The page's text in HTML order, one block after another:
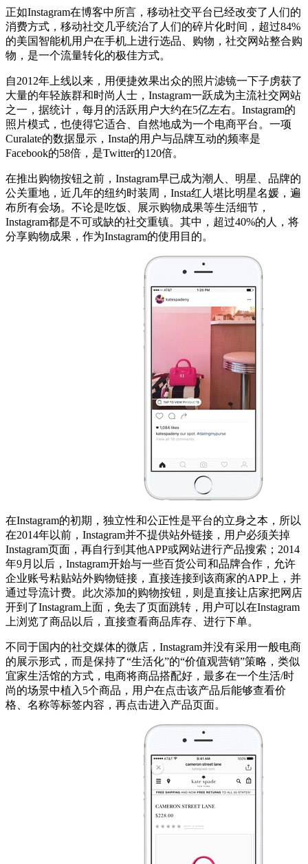
正如Instagram在博客中所言，移动社交平台已经改变了人们的
消费方式，移动社交几乎统治了人们的碎片化时间，超过84%
的美国智能机用户在手机上进行选品、购物，社交网站整合购
物，是一个流量转化的极佳方式。
自2012年上线以来，用便捷效果出众的照片滤镜一下子虏获了
大量的年轻族群和时尚人士，Instagram一跃成为主流社交网站
之一，据统计，每月的活跃用户大约在5亿左右。Instagram的
照片模式，也使得它适合、自然地成为一个电商平台。一项
Curalate的数据显示，Insta的用户与品牌互动的频率是
Facebook的58倍，是Twitter的120倍。
在推出购物按钮之前，Instagram早已成为潮人、明星、品牌的
公关重地，近几年的纽约时装周，Insta红人堪比明星名媛，遍
布所有会场。不论是吃饭、展示购物成果等生活细节，
Instagram都是不可或缺的社交重镇。其中，超过40%的人，将
分享购物成果，作为Instagram的使用目的。
在Instagram的初期，独立性和公正性是平台的立身之本，所以
在2014年以前，Instagram并不提供站外链接，用户必须关掉
Instagram页面，再自行到其他APP或网站进行产品搜索；2014
年9月以后，Instagram开始与一些百货公司和品牌合作，允许
企业账号粘贴站外购物链接，直接连接到该商家的APP上，并
通过导流计费。此次添加的购物按钮，则是直接让店家把网店
开到了Instagram上面，免去了页面跳转，用户可以在Instagram
上浏览了商品以后，直接查看商品库存、进行下单。
不同于国内的社交媒体的微店，Instagram并没有采用一般电商
的展示形式，而是保持了“生活化”的“价值观营销”策略，类似
宜家生活馆的方式，电商将商品搭配好，最多在一个生活/时
尚的场景中植入5个商品，用户在点击该产品后能够查看价
格、名称等标签内容，再点击进入产品页面。